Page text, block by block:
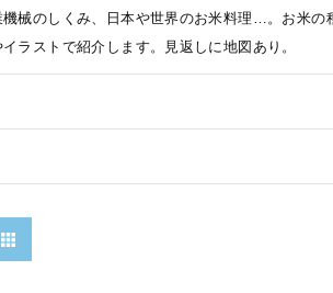
械のしくみ、日本や世界のお米料理…。お米の
ラストで紹介します。見返しに地図あり。